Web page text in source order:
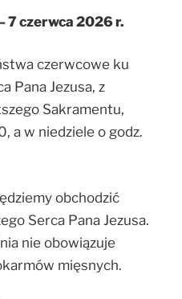
7 czerwca 2026 r.
czerwcowe ku
Pana Jezusa, z
Sakramentu,
a w niedziele o godz.
obchodzić
Serca Pana Jezusa.
nie obowiązuje
mięsnych.